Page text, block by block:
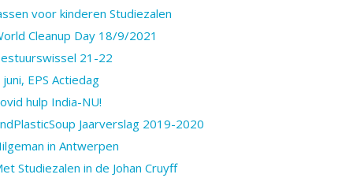
voor kinderen Studiezalen
Cleanup Day 18/9/2021
21-22
juni, EPS Actiedag
hulp India-NU!
Jaarverslag 2019-2020
in Antwerpen
Studiezalen in de Johan Cruyff